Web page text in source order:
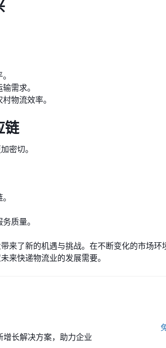
需求。
物流效率。
链
密切。
质量。
来了新的机遇与挑战。在不断变化的市场环
来快递物流业的发展需要。
长解决方案，助力企业